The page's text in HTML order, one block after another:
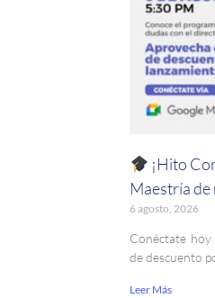
¡Hito
Maestría de
6 agosto, 2026
Conéctate hoy
de descuento
Leer Más